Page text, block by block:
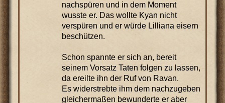
nachspüren und in dem Moment
wusste er. Das wollte Kyan nicht
verspüren und er würde Lilliana eisern
beschützen.
Schon spannte er sich an, bereit
seinem Vorsatz Taten folgen zu lassen,
da ereilte ihn der Ruf von Ravan.
Es widerstrebte ihm dem nachzugeben
gleichermaßen bewunderte er aber